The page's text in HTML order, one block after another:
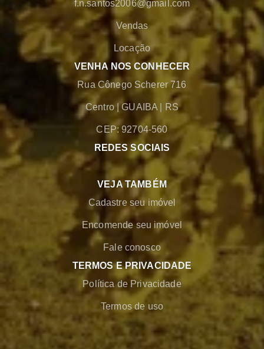
f.n.santos2006@gmail.com
Vendas
Locação
VENHA NOS CONHECER
Rua Cônego Scherer 716
Centro |GUAIBA RS
CEP: 92704-560
REDES SOCIAIS
VEJA TAMBÉM
Cadastre seu imóvel
Encomende seu imóvel
Fale conosco
TERMOS E PRIVACIDADE
Política de Privacidade
Termos de uso